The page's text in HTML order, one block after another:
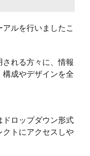
ルを行いましたこ
れる方々に、情報
構成やデザインを全
ドロップダウン形式
クトにアクセスしや